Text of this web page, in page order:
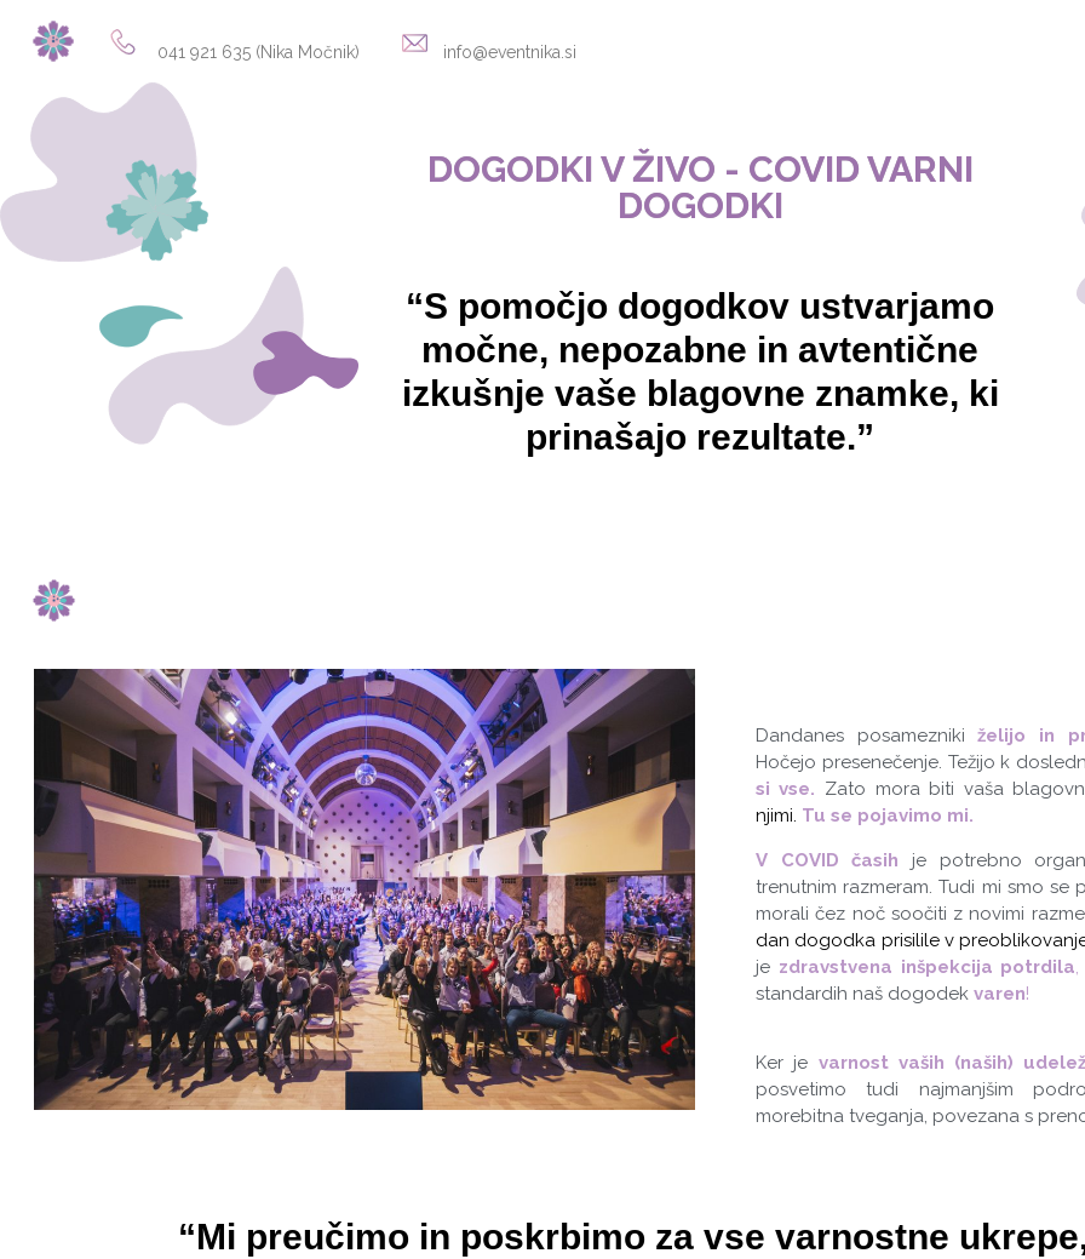
041 921 635 (Nika Močnik) info@eventnika.si
DOGODKI V ŽIVO - COVID VARNI
DOGODKI
“S pomočjo dogodkov ustvarjamo
močne, nepozabne in avtentične
izkušnje vaše blagovne znamke, ki
prinašajo rezultate.”
Dandanes posameznikiželijo in
Hočejo presenečenje. Težijo k
sivse. Zato mora biti vaša
njimi. Tu se pojavimo mi.
V COVID časih je potrebno
trenutnim razmeram. Tudi mi smo
morali čez noč soočiti z novimi
dan dogodka prisilile v
je zdravstvena inšpekcija potrdila,
standardih naš dogodek varen!
Ker je varnost vaših (naših)
posvetimo tudi najmanjšim
morebitna tveganja, povezana s
“Mi preučimo in poskrbimo za vse varnostne